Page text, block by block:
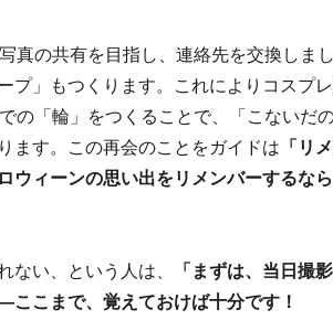
真の共有を目指し、連絡先を交換しま
プ」もつくります。これによりコスプ
の「輪」をつくることで、「こないだ
ます。この再会のことをガイドは 「リ
ウィーンの思い出をリメンバーするな
ない、という人は、
「まずは、当日撮
こまで、覚えておけば十分です！